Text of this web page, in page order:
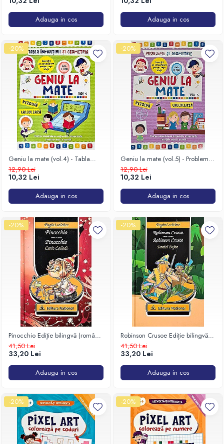
Adauga in cos Adauga in cos
-20%
Geniu la mate (vol.4) - Tabla
înmulțirii și geometria
12,90 Lei
10,32 Lei
Adauga in cos
-20%
Geniu la mate (vol.5) - Probleme
și geometrie
12,90 Lei
10,32 Lei
Adauga in cos
-20%
Pinocchio Ediţie bilingvă (română
– engleză)
41,50 Lei
33,20 Lei
Adauga in cos
-20%
Robinson Crusoe Ediție bilingvă
(română – engleză)
41,50 Lei
33,20 Lei
Adauga in cos
-20% -20%